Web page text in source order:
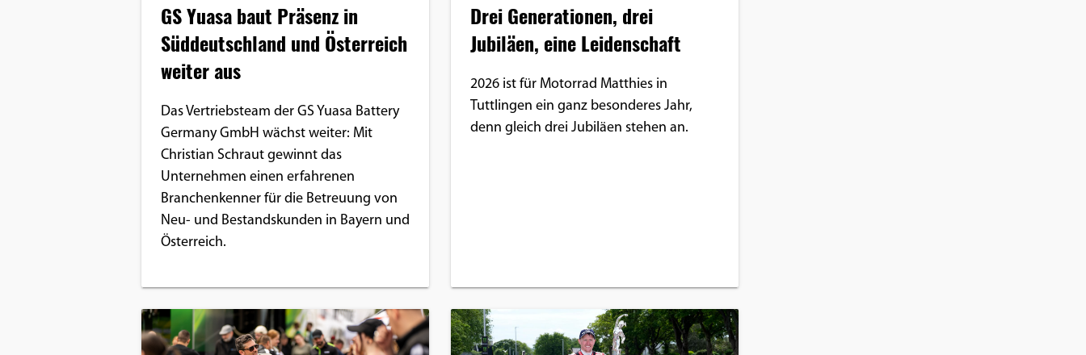
GS Yuasa baut Präsenz in
Süddeutschland und Österreich
weiter aus
Das Vertriebsteam der GS Yuasa Battery
Germany GmbH wächst weiter: Mit
Christian Schraut gewinnt das
Unternehmen einen erfahrenen
Branchenkenner für die Betreuung von
Neu- und Bestandskunden in Bayern und
Österreich.
Drei Generationen, drei
Jubiläen, eine Leidenschaft
2026 ist für Motorrad Matthies in
Tuttlingen ein ganz besonderes Jahr,
denn gleich drei Jubiläen stehen an.